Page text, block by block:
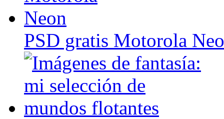
PSD gratis Motorola